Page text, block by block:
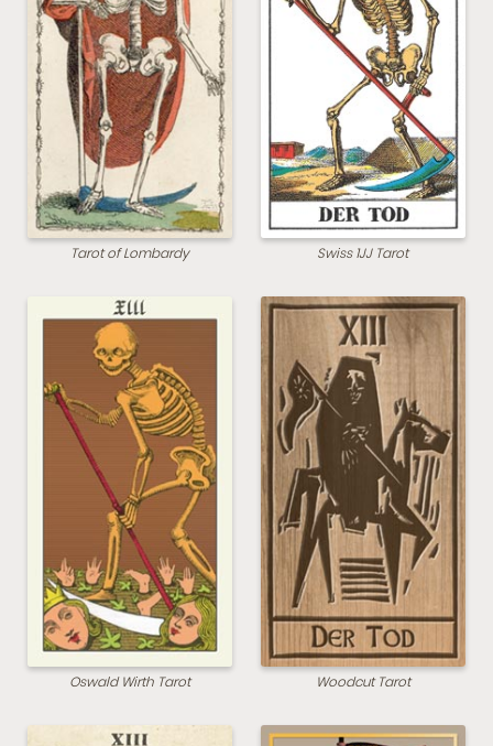
Tarot of Lombardy Swiss 1JJ Tarot
Oswald Wirth Tarot Woodcut Tarot